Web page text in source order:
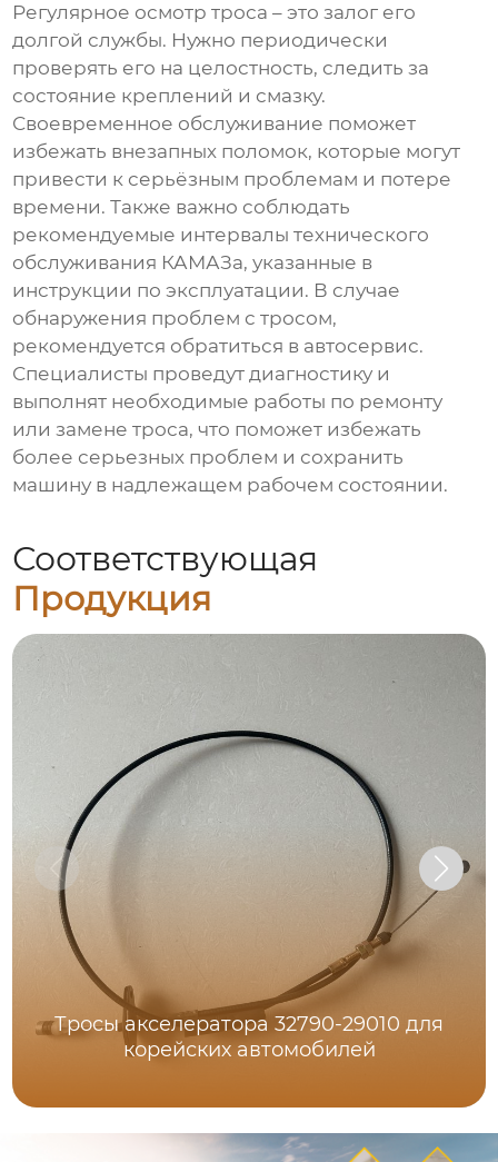
Регулярное осмотр троса – это залог его
долгой службы. Нужно периодически
проверять его на целостность, следить за
состояние креплений и смазку.
Своевременное обслуживание поможет
избежать внезапных поломок, которые могут
привести к серьёзным проблемам и потере
времени. Также важно соблюдать
рекомендуемые интервалы технического
обслуживания КАМАЗа, указанные в
инструкции по эксплуатации. В случае
обнаружения проблем с тросом,
рекомендуется обратиться в автосервис.
Специалисты проведут диагностику и
выполнят необходимые работы по ремонту
или замене троса, что поможет избежать
более серьезных проблем и сохранить
машину в надлежащем рабочем состоянии.
Соответствующая
Продукция
Тросы акселератора 32790-29010 для
корейских автомобилей